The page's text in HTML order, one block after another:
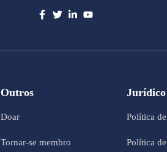
Outros
Doar
Tornar-se membro
Jurídico
Política
Política